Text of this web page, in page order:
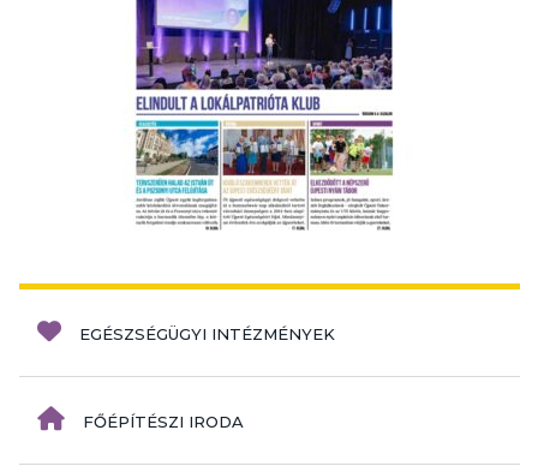
EGÉSZSÉGÜGYI INTÉZMÉNYEK
FŐÉPÍTÉSZI IRODA